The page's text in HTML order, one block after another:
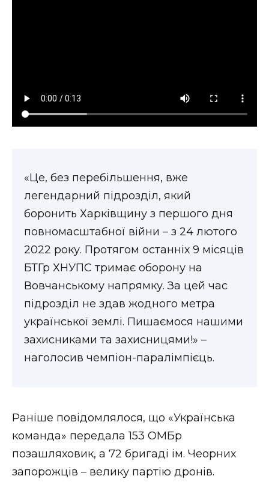
«Це, без перебільшення, вже
легендарний підрозділ, який
боронить Харківщину з першого дня
повномасштабної війни – з 24 лютого
2022 року. Протягом останніх 9 місяців
БТГр ХНУПС тримає оборону на
Вовчанському напрямку. За цей час
підрозділ не здав жодного метра
української землі. Пишаємося нашими
захисниками та захисницями!» –
наголосив чемпіон-паралімпієць.
Раніше повідомлялося, що «Українська
команда» передала 153 ОМБр
позашляховик, а 72 бригаді ім. Чеорних
запорожців – велику партію дронів.